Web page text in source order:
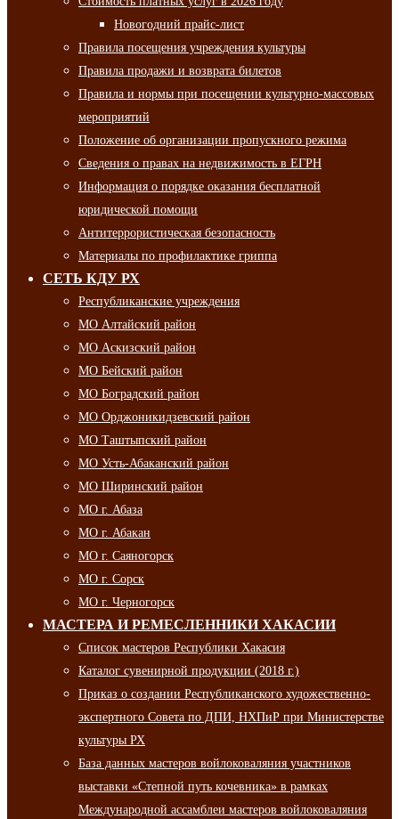
Новогодний прайс-лист
Правила посещения учреждения культуры
Правила продажи и возврата билетов
Правила и нормы при посещении культурно-массовых
мероприятий
Положение об организации пропускного режима
Сведения о правах на недвижимость в ЕГРН
Информация о порядке оказания бесплатной
юридической помощи
Антитеррористическая безопасность
Материалы по профилактике гриппа
СЕТЬ КДУ РХ
Республиканские учреждения
МО Алтайский район
МО Аскизский район
МО Бейский район
МО Боградский район
МО Орджоникидзевский район
МО Таштыпский район
МО Усть-Абаканский район
МО Ширинский район
МО г. Абаза
МО г. Абакан
МО г. Саяногорск
МО г. Сорск
МО г. Черногорск
МАСТЕРА И РЕМЕСЛЕННИКИ ХАКАСИИ
Список мастеров Республики Хакасия
Каталог сувенирной продукции (2018 г.)
Приказ о создании Республиканского художественно-
экспертного Совета по ДПИ, НХПиР при Министерстве
культуры РХ
База данных мастеров войлоковаляния участников
выставки «Степной путь кочевника» в рамках
Международной ассамблеи мастеров войлоковаляния